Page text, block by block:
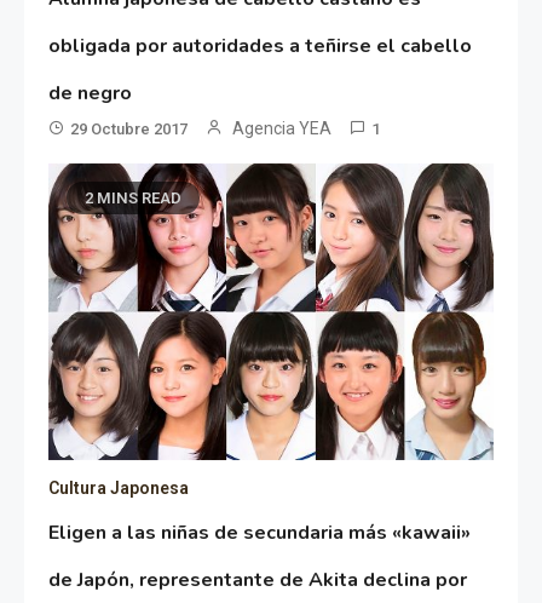
obligada por autoridades a teñirse el cabello
de negro
29 Octubre 2017 Agencia YEA 1
2 MINS READ
Cultura Japonesa
Eligen a las niñas de secundaria más «kawaii»
de Japón, representante de Akita declina por